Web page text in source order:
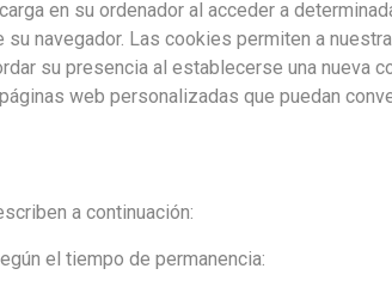
en su ordenador al acceder a
navegador. Las cookies permiten a
su presencia al establecerse una nueva
web personalizadas que puedan
a continuación:
el tiempo de permanencia: